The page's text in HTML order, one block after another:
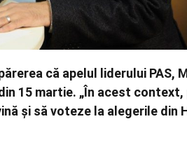
că apelul liderului PAS,
15 martie. „În acest
și să voteze la alegerile din